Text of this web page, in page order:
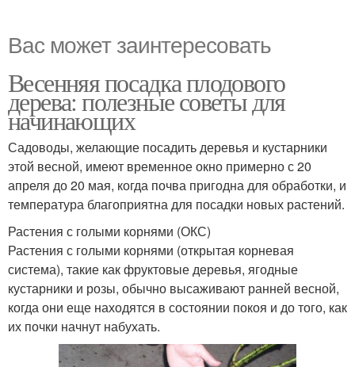
Вас может заинтересовать
Весенняя посадка плодового
дерева: полезные советы для
начинающих
Садоводы, желающие посадить деревья и кустарники
этой весной, имеют временное окно примерно с 20
апреля до 20 мая, когда почва пригодна для обработки, и
температура благоприятна для посадки новых растений.
Растения с голыми корнями (ОКС)
Растения с голыми корнями (открытая корневая
система), такие как фруктовые деревья, ягодные
кустарники и розы, обычно высаживают ранней весной,
когда они еще находятся в состоянии покоя и до того, как
их почки начнут набухать.